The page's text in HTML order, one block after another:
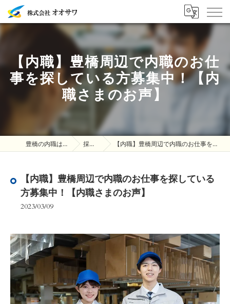
【内職】豊橋周辺で内職のお仕
事を探している方募集中！【内
職さまのお声】
豊橋の内職は株式会社オオサワ 採用ブログ 【内職】豊橋周辺で内職のお仕事を探している方募集中！【内職さまのお声】
【内職】豊橋周辺で内職のお仕事を探している
方募集中！【内職さまのお声】
2023/03/09